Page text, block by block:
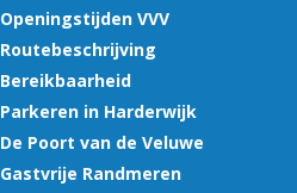
Openingstijden VVV
Routebeschrijving
Bereikbaarheid
Parkeren in Harderwijk
De Poort van de Veluwe
Gastvrije Randmeren